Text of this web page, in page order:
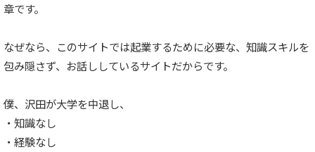
章です。
なぜなら、このサイトでは起業するために必要な、知識スキルを
包み隠さず、お話ししているサイトだからです。
僕、沢田が大学を中退し、
・知識なし
・経験なし